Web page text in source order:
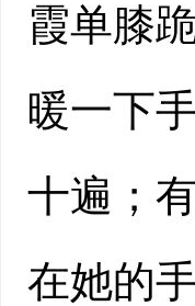
霞单膝
暖一下
十遍；
在她的